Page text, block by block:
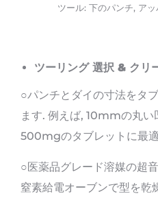
ツール: 下のパンチ, ア
ツーリング 選択 & クリ
○パンチとダイの寸法をタ
ます. 例えば, 10mmの丸い
500mgのタブレットに最
○医薬品グレード溶媒の超
窒素給電オーブンで型を乾